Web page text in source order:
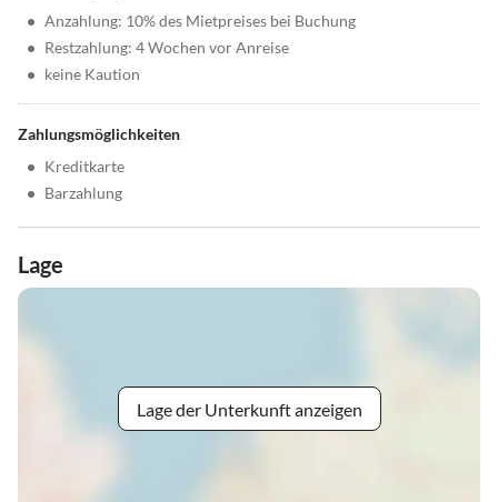
• Anzahlung: 10% des Mietpreises bei Buchung
• Restzahlung: 4 Wochen vor Anreise
• keine Kaution
Zahlungsmöglichkeiten
• Kreditkarte
• Barzahlung
Lage
Lage der Unterkunft anzeigen